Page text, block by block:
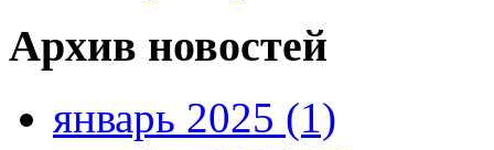
Архив новостей
январь 2025 (1)